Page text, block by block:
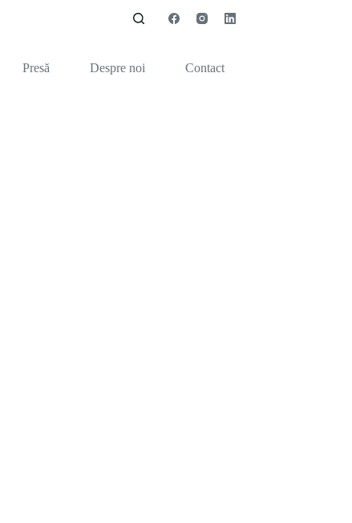
Presă Despre noi Contact